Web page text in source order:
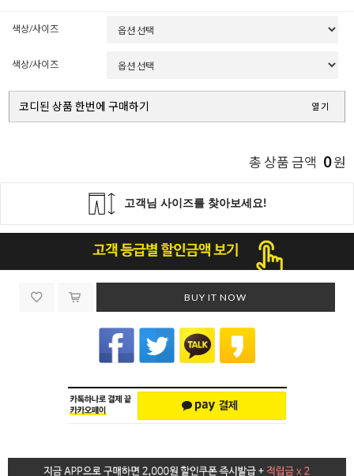
색상/사이즈
색상/사이즈
코디된 상품 한번에 구매하기 열기
총 상품 금액 0원
BUY IT NOW